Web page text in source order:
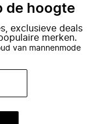
de hoogte
exclusieve deals
merken.
van mannenmode